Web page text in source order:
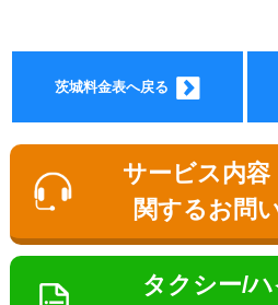
メ
ン
茨城料金表へ戻る
サービス内容
関するお問
タクシー/